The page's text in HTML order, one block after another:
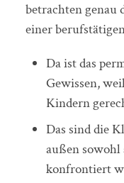
betrachten genau
einer
Da ist das
Gewissen,
Kindern
Das sind die
außen sowohl
konfrontiert